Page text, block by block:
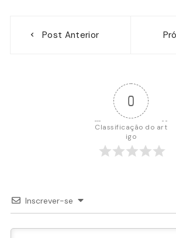
Post Anterior
0
Classificação do art
igo
Inscrever-se